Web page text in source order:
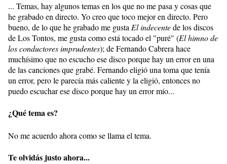
... Temas, hay algunos temas en los que no me pasa y cosas que
he grabado en directo. Yo creo que toco mejor en directo. Pero
bueno, de lo que he grabado me gustaEl indecentede los discos
de Los Tontos, me gusta como está tocado el "puré" (El himno de
los conductores imprudentes); de Fernando Cabrera hace
muchísimo que no escucho ese disco porque hay un error en una
de las canciones que grabé. Fernando eligió una toma que tenía
un error, pero le parecía más caliente y la eligió, entonces no
puedo escuchar ese disco porque hay un error mío...
¿Qué tema es?
No me acuerdo ahora como se llama el tema.
Te olvidás justo ahora...